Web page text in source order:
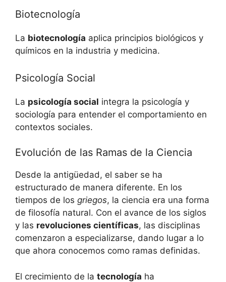
Biotecnología
La biotecnología aplica principios biológicos y
químicos en la industria y medicina.
Psicología Social
La psicología social integra la psicología y
sociología para entender el comportamiento en
contextos sociales.
Evolución de las Ramas de la Ciencia
Desde la antigüedad, el saber se ha
estructurado de manera diferente. En los
tiempos de los griegos, la ciencia era una forma
de filosofía natural. Con el avance de los siglos
y las revoluciones científicas, las disciplinas
comenzaron a especializarse, dando lugar a lo
que ahora conocemos como ramas definidas.
El crecimiento de la tecnología ha